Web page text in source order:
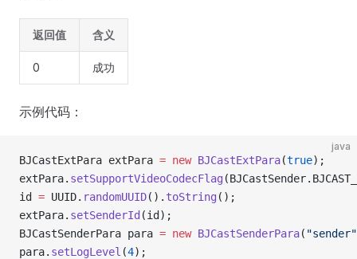
返回值 含义
0 成功
示例代码：
java
BJCastExtPara extPara = new BJCastExtPara(true);
extPara. setSupportVideoCodecFlag
id = UUID. randomUUID(). toString ();
extPara. setSenderId (id);
BJCastSenderPara para = new BJCastSenderPara( "sender"
para. setLogLevel (4);